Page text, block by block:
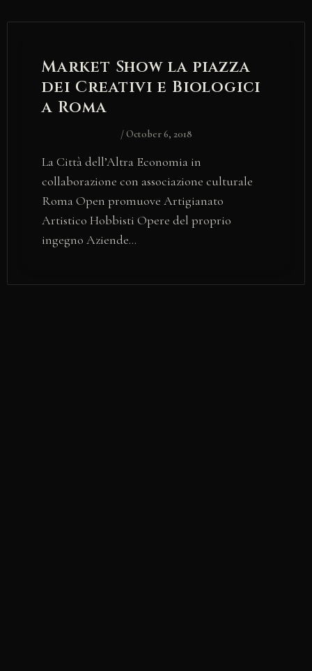
Market Show la piazza
dei Creativi e Biologici
a Roma
/October 6, 2018
La Città dell’Altra Economia in
collaborazione con associazione culturale
Roma Open promuove Artigianato
Artistico Hobbisti Opere del proprio
ingegno Aziende…